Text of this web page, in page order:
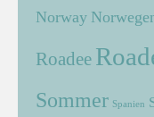
Norway
Roadee
Sommer Spanien